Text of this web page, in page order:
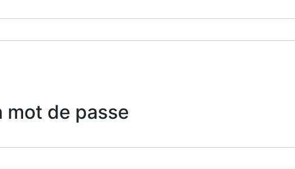
mot de passe